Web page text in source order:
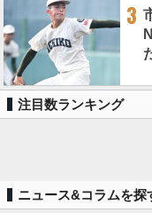
3
注目数ランキング
ニュース&コラムを探